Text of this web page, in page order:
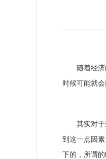
随着经济
时候可能就会
其实对于
到这一点因素
下的，所